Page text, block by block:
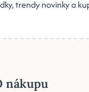
trendy novinky a
nákupu